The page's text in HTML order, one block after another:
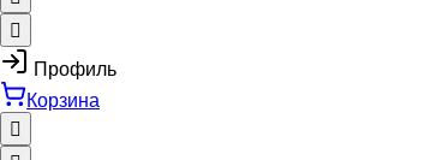
Профиль
Корзина